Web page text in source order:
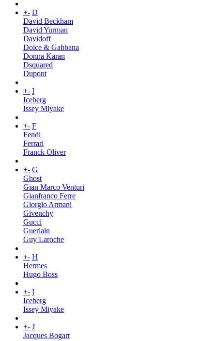
+- D
David Beckham
David Yurman
Davidoff
Dolce & Gabbana
Donna Karan
Dsquared
Dupont
+- I
Iceberg
Issey Miyake
+- F
Fendi
Ferrari
Franck Oliver
+- G
Ghost
Gian Marco Venturi
Gianfranco Ferre
Giorgio Armani
Givenchy
Gucci
Guerlain
Guy Laroche
+- H
Hermes
Hugo Boss
+- I
Iceberg
Issey Miyake
+- J
Jacques Bogart